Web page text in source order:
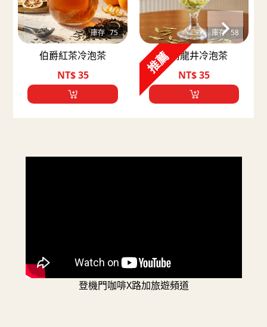
庫存 75
伯爵紅茶冷泡茶
NT$35
庫存 58
推薦明前龍井冷泡茶
NT$35
登機門咖啡X路加旅遊頻道